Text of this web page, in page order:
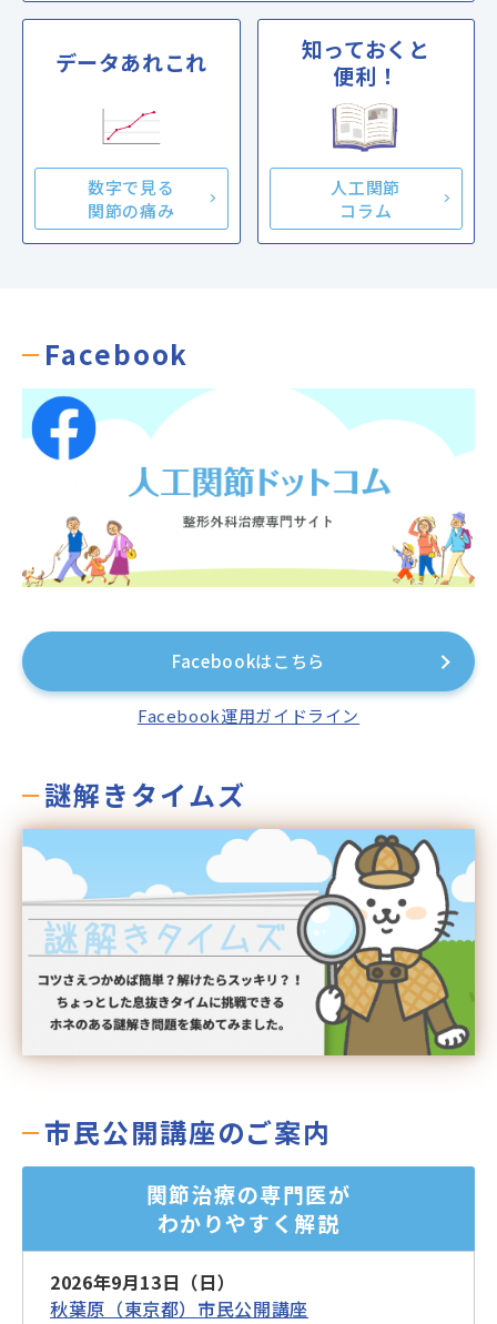
データあれこれ
数字で見る
関節の痛み
知っておくと
便利！
人工関節
コラム
Facebook
Facebookはこちら
Facebook運用ガイドライン
謎解きタイムズ
市民公開講座のご案内
関節治療の専門医が
わかりやすく解説
2026年9月13日（日）
秋葉原（東京都）市民公開講座